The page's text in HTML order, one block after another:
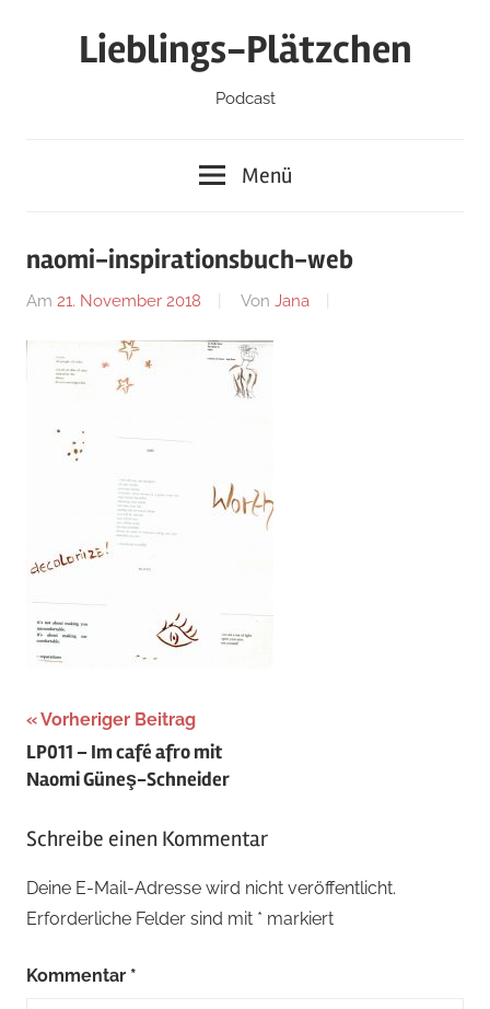
Lieblings-Plätzchen
Podcast
Menü
naomi-inspirationsbuch-web
Am 21. November 2018 Von Jana
Beitragsnavigation
Vorheriger Beitrag
LP011 – Im café afro mit
Naomi Güneş-Schneider
Schreibe einen Kommentar
Deine E-Mail-Adresse wird nicht veröffentlicht.
Erforderliche Felder sind mit * markiert
Kommentar *